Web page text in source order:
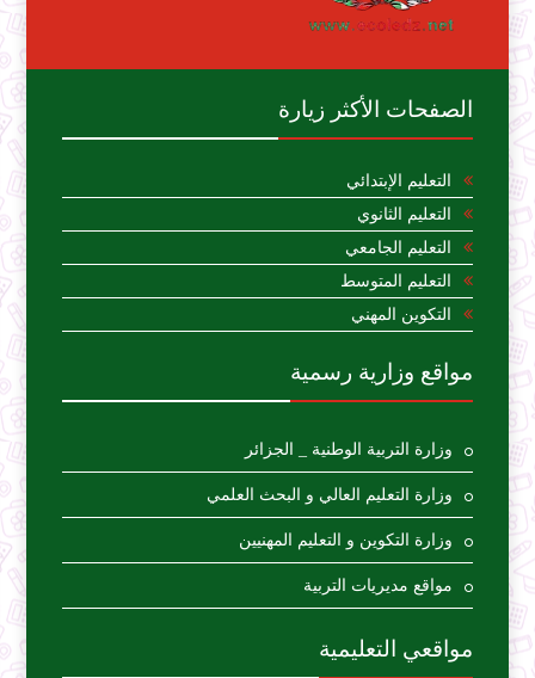
الصفحات الأكثر زيارة
التعليم الإبتدائي
التعليم الثانوي
التعليم الجامعي
التعليم المتوسط
التكوين المهني
مواقع وزارية رسمية
وزارة التربية الوطنية _ الجزائر
وزارة التعليم العالي و البحث العلمي
وزارة التكوين و التعليم المهنيين
مواقع مديريات التربية
مواقعي التعليمية